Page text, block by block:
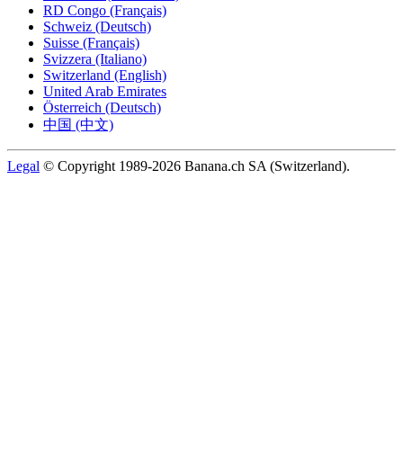
RD Congo (Français)
Schweiz (Deutsch)
Suisse (Français)
Svizzera (Italiano)
Switzerland (English)
United Arab Emirates
Österreich (Deutsch)
中国 (中文)
Legal © Copyright 1989-2026 Banana.ch SA (Switzerland).